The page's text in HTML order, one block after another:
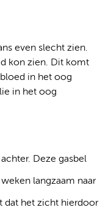
even slecht zien.
kon zien. Dit komt
in het oog
in het oog
Deze gasbel
langzaam naar
dat het zicht hierdoor